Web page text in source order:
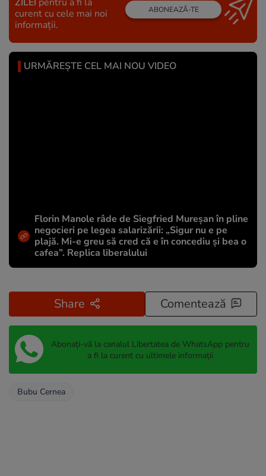
curent cu cele mai noi
informații.
ABONEAZĂ-TE
URMĂREȘTE CEL MAI NOU VIDEO
Florin Manole râde de Siegfried Mureșan în pline
negocieri pe legea salarizării: „Sigur nu e pe
plajă. Mi-e greu să cred că e în concediu și bea o
cafea”. Replica liberalului
Share Comentează
Abonați-vă la canalul Libertatea de WhatsApp pentru
a fi la curent cu ultimele informații
Bubu Cernea